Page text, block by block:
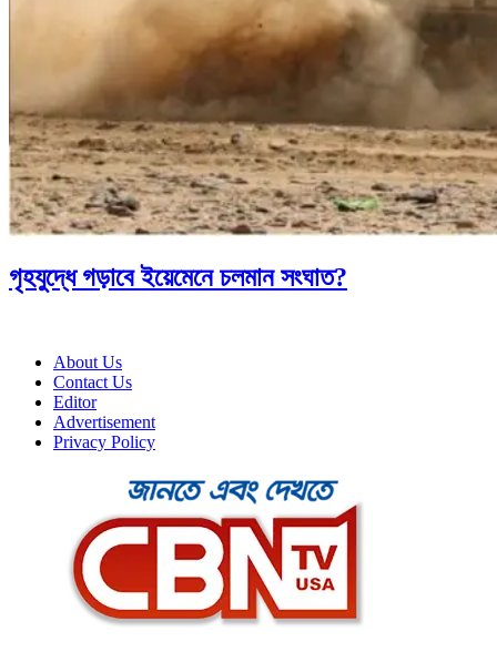
গৃহযুদ্ধে গড়াবে ইয়েমেনে চলমান সংঘাত?
About Us
Contact Us
Editor
Advertisement
Privacy Policy